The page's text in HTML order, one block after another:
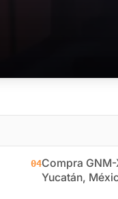
04Compra
Yucatán,